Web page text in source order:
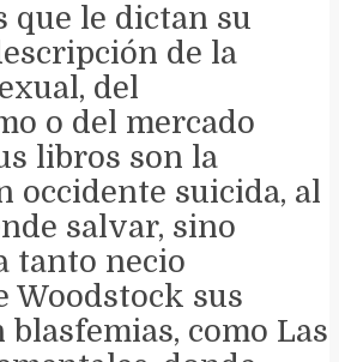
que le dictan su
de la
del
o del mercado
libros son la
occidente suicida, al
salvar, sino
tanto necio
Woodstock sus
como Las